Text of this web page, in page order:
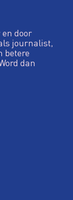
en door
journalist,
betere
dan